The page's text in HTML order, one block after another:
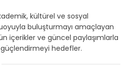
kültürel ve sosyal
buluşturmayı amaçlayan
içerikler ve güncel paylaşımlarla
hedefler.